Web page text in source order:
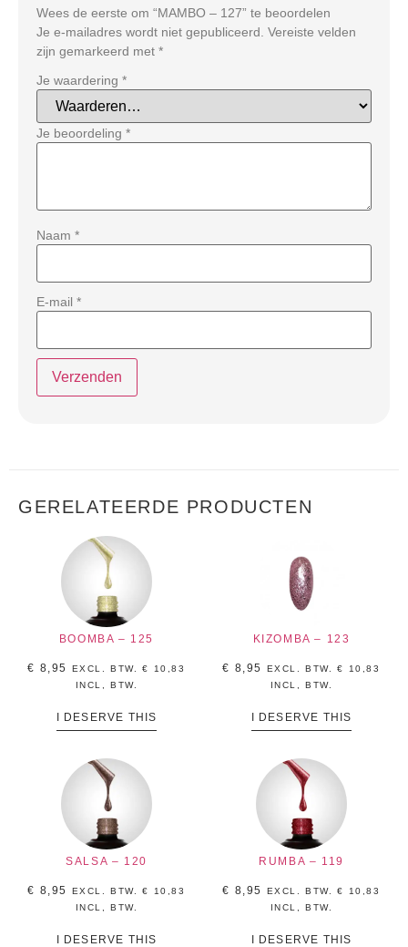
Wees de eerste om “MAMBO – 127” te beoordelen
Je e-mailadres wordt niet gepubliceerd. Vereiste velden
zijn gemarkeerd met *
Je waardering *
Je beoordeling *
Naam *
E-mail *
GERELATEERDE PRODUCTEN
BOOMBA – 125
€ 8,95 EXCL. BTW.€
10,83
INCL, BTW.
I DESERVE THIS
KIZOMBA – 123
€ 8,95 EXCL. BTW.€
10,83
INCL, BTW.
I DESERVE THIS
SALSA – 120
€ 8,95 EXCL. BTW.€
10,83
INCL, BTW.
I DESERVE THIS
RUMBA – 119
€ 8,95 EXCL. BTW.€
10,83
INCL, BTW.
I DESERVE THIS